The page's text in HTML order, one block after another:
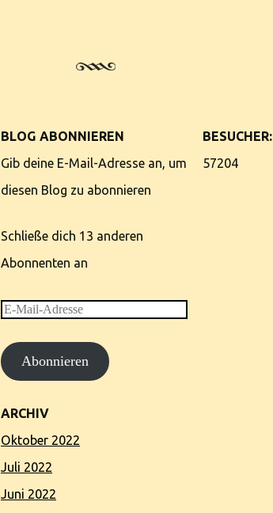
BLOG ABONNIEREN
Gib deine E-Mail-Adresse an, um
diesen Blog zu abonnieren
Schließe dich 13 anderen
Abonnenten an
E-
AdresseAbonnieren
ARCHIV
Oktober 2022
Juli 2022
Juni 2022
BESUCHER:
57204